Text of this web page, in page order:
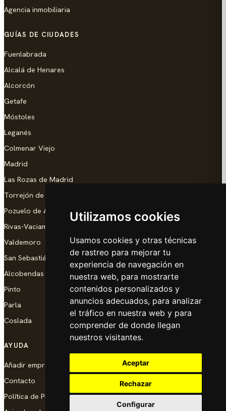
Utilizamos cookies
Usamos cookies y otras técnicas
de rastreo para mejorar tu
experiencia de navegación en
nuestra web, para mostrarte
contenidos personalizados y
anuncios adecuados, para analizar
el tráfico en nuestra web y para
comprender de donde llegan
nuestros visitantes.
Aceptar
Rechazar
Configurar
Agencia inmobiliaria
GUÍAS DE CIUDADES
Fuenlabrada
Alcalá de Henares
Alcorcón
Getafe
Móstoles
Leganés
Colmenar Viejo
Madrid
Las Rozas de Madrid
Torrejón de Ardoz
Pozuelo de Alarcón
Rivas-Vaciamadrid
Valdemoro
San Sebastián de los Reyes
Alcobendas
Pinto
Parla
Coslada
AYUDA
Añadir empresa
Contacto
Política de Privacidad